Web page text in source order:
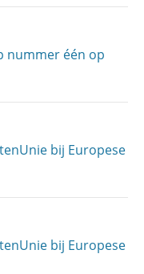
nummer één op
bij Europese
bij Europese